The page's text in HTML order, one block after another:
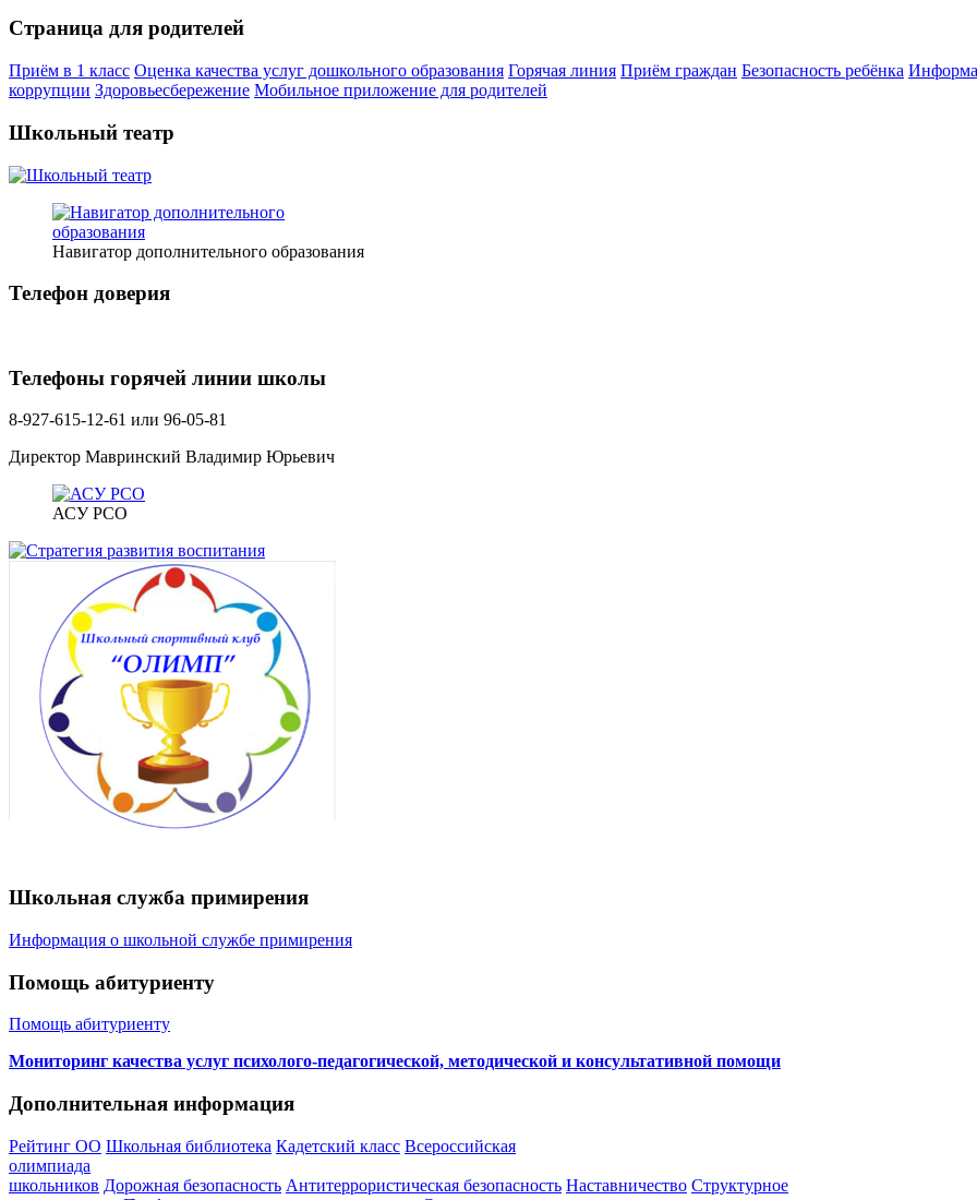
Страница для родителей
Приём в 1 класс Оценка качества услуг дошкольного образования Горячая линия Приём граждан Безопасность ребёнка
коррупции Здоровьесбережение Мобильное приложение для родителей
Школьный театр
Навигатор дополнительного образования
Телефон доверия
Телефоны горячей линии школы
8-927-615-12-61 или 96-05-81
Директор Мавринский Владимир Юрьевич
АСУ РСО
Школьная служба примирения
Информация о школьной службе примирения
Помощь абитуриенту
Помощь абитуриенту
Мониторинг качества услуг психолого-педагогической, методической и консультативной помощи
Дополнительная информация
Рейтинг ОО Школьная библиотека Кадетский класс Всероссийская
олимпиада
школьников Дорожная безопасность Антитеррористическая безопасность Наставничество Структурное